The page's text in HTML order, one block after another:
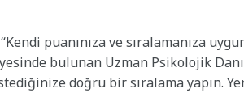
puanınıza ve sıralamanıza
bulunan Uzman Psikolojik
doğru bir sıralama yapın.